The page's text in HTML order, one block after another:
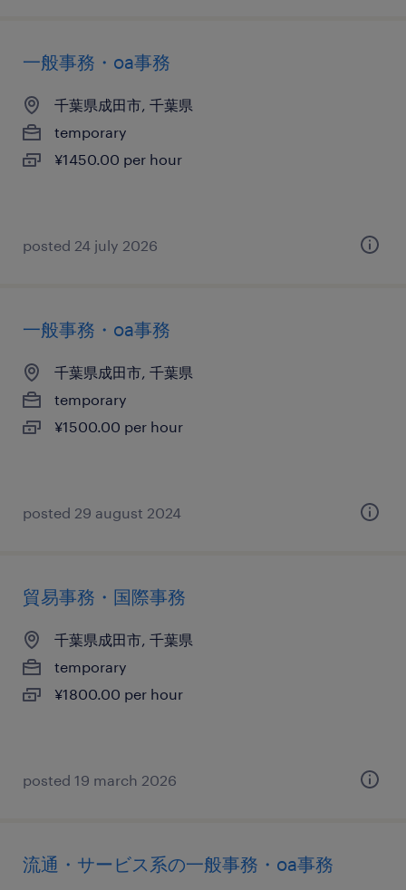
一般事務・oa事務
千葉県成田市, 千葉県
temporary
¥1450.00 per hour
posted 24 july 2026
一般事務・oa事務
千葉県成田市, 千葉県
temporary
¥1500.00 per hour
posted 29 august 2024
貿易事務・国際事務
千葉県成田市, 千葉県
temporary
¥1800.00 per hour
posted 19 march 2026
流通・サービス系の一般事務・oa事務